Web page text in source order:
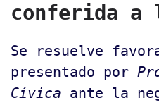
conferida a
Se resuelve
presentado por
Cívica ante la